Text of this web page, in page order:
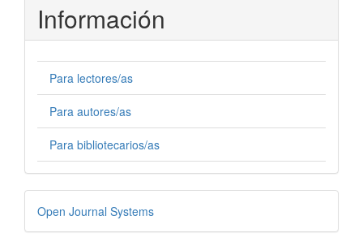
Información
Para lectores/as
Para autores/as
Para bibliotecarios/as
Desarrollado
por
Open Journal Systems